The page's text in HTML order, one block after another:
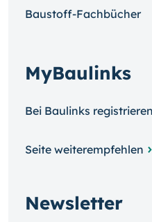
Baustoff-Fachbücher
MyBaulinks
Bei Baulinks registrieren
Seite weiterempfehlen
Newsletter